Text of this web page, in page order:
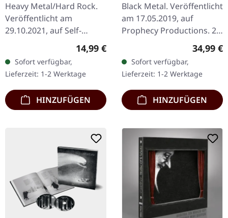
Heavy Metal/Hard Rock.
Veröffentlicht am
29.10.2021, auf Self-
Released. Digipak CD mit
Booklet und Sticker. Rohe
Power trifft auf
deutschen Humor in…
Regulärer Preis:
14,99 €
Sofort verfügbar,
Lieferzeit: 1-2 Werktage
HINZUFÜGEN
Black Metal. Veröffentlicht
am 17.05.2019, auf
Prophecy Productions. 2-
zusätzlichen Booklet,
Aufnäher, Posterflagge
und Bonus-CD mit…
34,99 €
Sofort verfügbar,
Lieferzeit: 1-2 Werktage
HINZUFÜGEN